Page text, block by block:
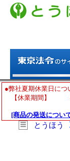
●弊社夏期休業日につ
【休業期間】 8
[商品の発送につい
☰ とうほう